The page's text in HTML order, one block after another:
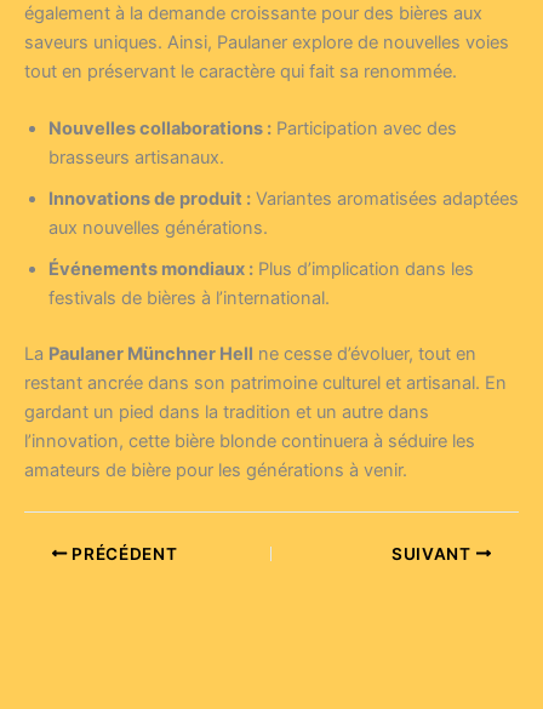
également à la demande croissante pour des bières aux
saveurs uniques. Ainsi, Paulaner explore de nouvelles voies
tout en préservant le caractère qui fait sa renommée.
Nouvelles collaborations : Participation avec des
brasseurs artisanaux.
Innovations de produit : Variantes aromatisées adaptées
aux nouvelles générations.
Événements mondiaux : Plus d’implication dans les
festivals de bières à l’international.
La Paulaner Münchner Hell ne cesse d’évoluer, tout en
restant ancrée dans son patrimoine culturel et artisanal. En
gardant un pied dans la tradition et un autre dans
l’innovation, cette bière blonde continuera à séduire les
amateurs de bière pour les générations à venir.
PRÉCÉDENT SUIVANT